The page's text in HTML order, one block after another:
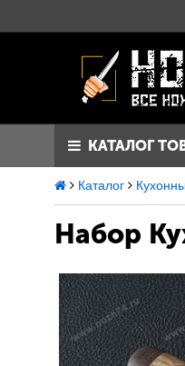
КАТАЛОГ
Каталог
Набор